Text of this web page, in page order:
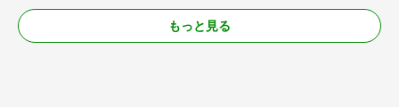
もっと見る